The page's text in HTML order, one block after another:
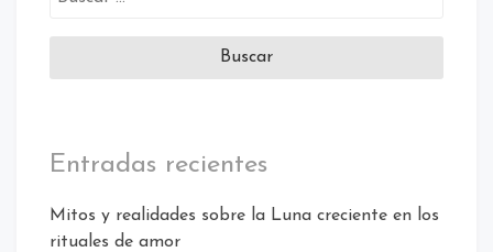
Entradas recientes
Mitos y realidades sobre la Luna creciente en los
rituales de amor